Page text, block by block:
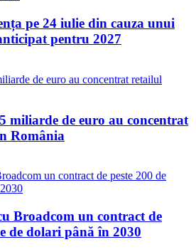
pe 24 iulie din cauza unui
pentru 2027
miliarde de euro au concentrat
România
Broadcom un contract de
de dolari până în 2030